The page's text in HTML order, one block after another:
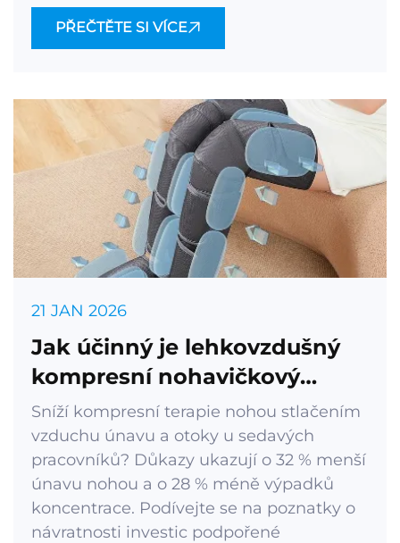
PŘEČTĚTE SI VÍCE
21 JAN 2026
Jak účinný je lehkovzdušný
kompresní nohavičkový
masážní přístroj pro firemní
pohodu?
Sníží kompresní terapie nohou stlačením
vzduchu únavu a otoky u sedavých
pracovníků? Důkazy ukazují o 32 % menší
únavu nohou a o 28 % méně výpadků
koncentrace. Podívejte se na poznatky o
návratnosti investic podpořené